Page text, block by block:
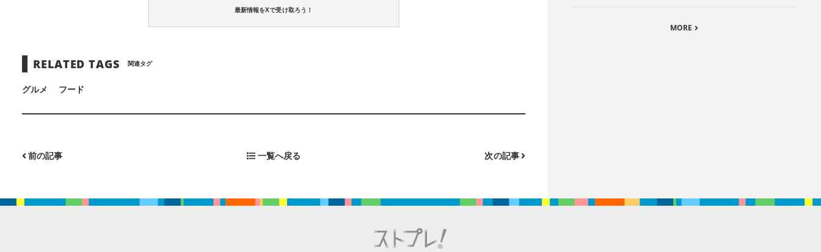
最新情報をXで受け取ろう！
RELATED TAGS 関連タグ
グルメ フード
前の記事 一覧へ戻る 次の記事
MORE